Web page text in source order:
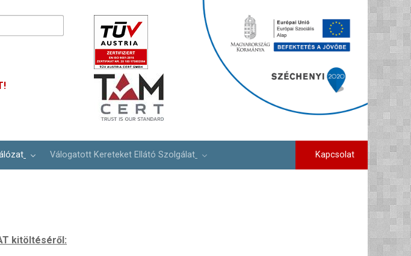
Válogatott Kereteket Ellátó Szolgálat Kapcsolat
kitöltéséről: